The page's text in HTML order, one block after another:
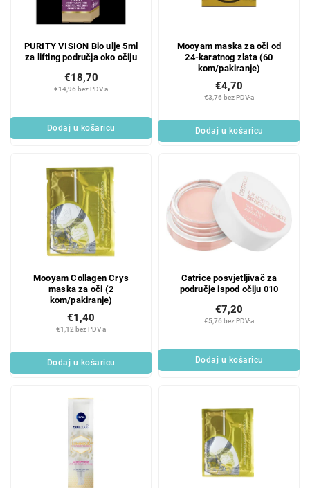
PURITY VISION Bio ulje 5ml
za lifting područja oko očiju
€14,96 bez PDV-a
€18,70
Dodaj u košaricu
Mooyam maska za oči od
24-karatnog zlata (60
kom/pakiranje)
€3,76 bez PDV-a
€4,70
Dodaj u košaricu
Mooyam Collagen Crys
maska za oči (2
kom/pakiranje)
€1,12 bez PDV-a
€1,40
Dodaj u košaricu
Catrice posvjetljivač za
područje ispod očiju 010
€5,76 bez PDV-a
€7,20
Dodaj u košaricu